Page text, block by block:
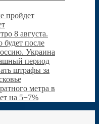
пройдет
8 августа.
после
Украина
период
штрафы за
метра в
на 5−7%